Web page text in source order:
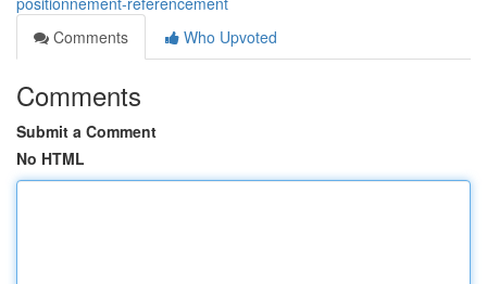
Comments
Who Upvoted
Comments
Submit a Comment
No HTML